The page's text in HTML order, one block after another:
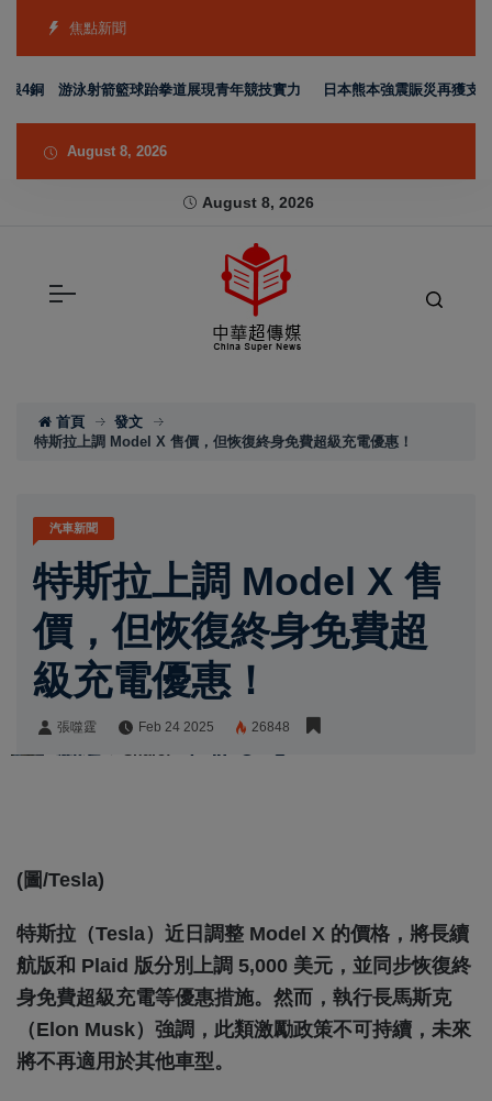
焦點新聞
游泳射箭籃球跆拳道展現青年競技實力 日本熊本強震賑災再獲支持
August 8, 2026
August 8, 2026
首頁
發文
特斯拉上調 Model X 售價，但恢復終身免費超級充電優惠！
汽車新聞
特斯拉上調 Model X 售
價，但恢復終身免費超
級充電優惠！
張噬霆 Feb 24 2025 26848
(圖/Tesla)
特斯拉（Tesla）近日調整 Model X 的價格，將長續
航版和 Plaid 版分別上調 5,000 美元，並同步恢復終
身免費超級充電等優惠措施。然而，執行長馬斯克
（Elon Musk）強調，此類激勵政策不可持續，未來
將不再適用於其他車型。